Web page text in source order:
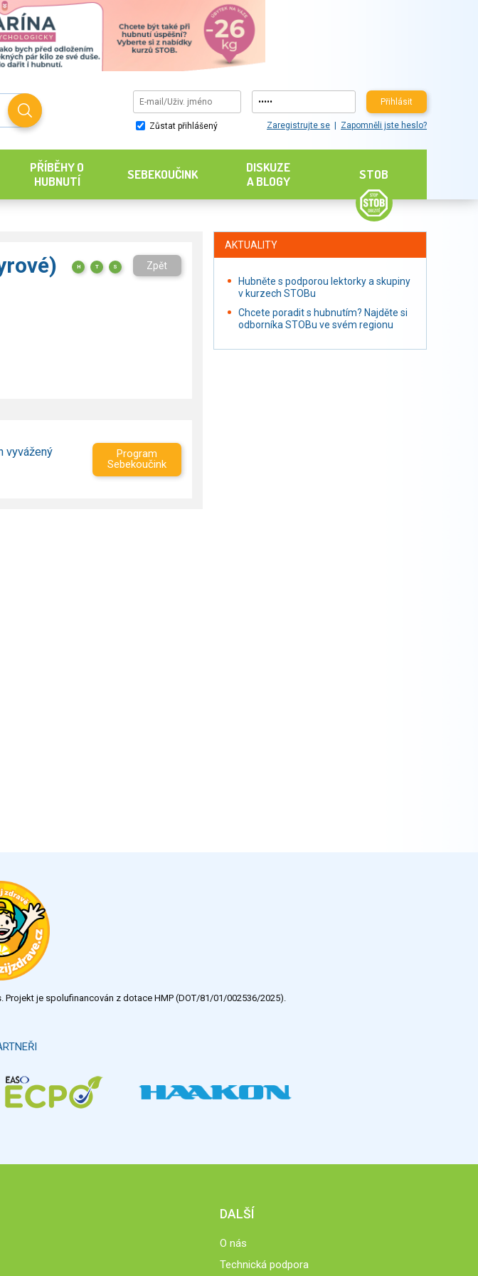
Přihlásit
Zůstat přihlášený Zaregistrujte se Zapomněli jste heslo?
PŘÍBĚHY O
HUBNUTÍ
SEBEKOUČINK
DISKUZE
A BLOGY
STOB
H T S Zpět
vyvážený
Program
Sebekoučink
AKTUALITY
Hubněte s podporou lektorky a skupiny
v kurzech STOBu
Chcete poradit s hubnutím? Najděte si
odborníka STOBu ve svém regionu
je spolufinancován z dotace HMP (DOT/81/01/002536/2025).
DALŠÍ
O nás
Technická podpora